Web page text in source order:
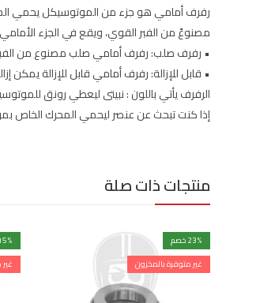
رفرف أمامي هو جزء من الموتوسيكل يحمي
مصنوعً من الفبر القوي، ويقع في الجزء
• رفرف صلب: رفرف أمامي صلب مصنوع من
• قابل للإزالة: رفرف أمامي قابل للإزالة
الرفرف يأتي باللون : نبيتى ليعطي رونق
إذا كنت تبحث عن عنصر ليحمي المحرك الخاص
منتجات ذات صلة
23% خصم
غير متوفرة بالمخزون
% خصم